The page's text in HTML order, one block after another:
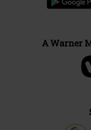
A Warner